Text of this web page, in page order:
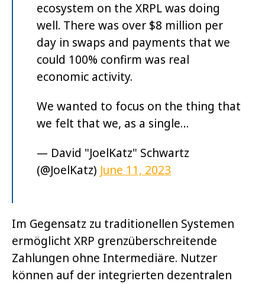
ecosystem on the XRPL was doing
well. There was over $8 million per
day in swaps and payments that we
could 100% confirm was real
economic activity.
We wanted to focus on the thing that
we felt that we, as a single…
— David "JoelKatz" Schwartz
(@JoelKatz) June 11, 2023
Im Gegensatz zu traditionellen Systemen
ermöglicht XRP grenzüberschreitende
Zahlungen ohne Intermediäre. Nutzer
können auf der integrierten dezentralen